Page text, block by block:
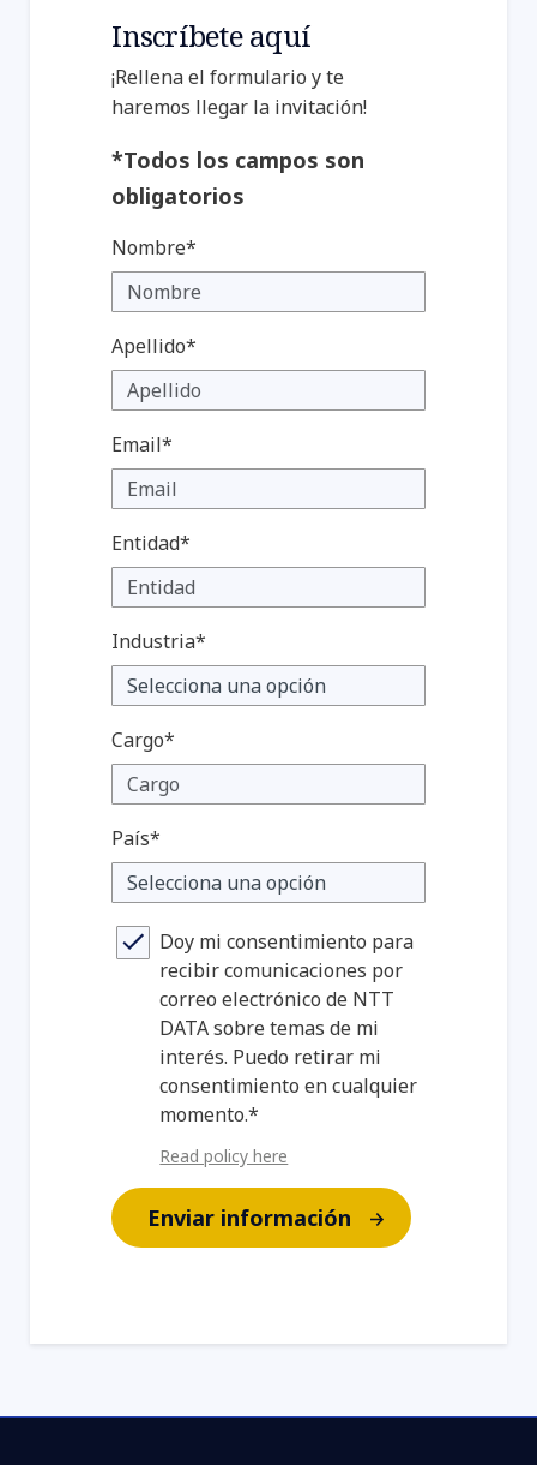
Inscríbete aquí
¡Rellena el formulario y te
haremos llegar la invitación!
*Todos los campos son
obligatorios
Nombre*
Apellido*
Email*
Entidad*
Industria*
Cargo*
País*
Doy mi consentimiento para
recibir comunicaciones por
correo electrónico de NTT
DATA sobre temas de mi
interés. Puedo retirar mi
consentimiento en cualquier
momento.*
Read policy here
Enviar información